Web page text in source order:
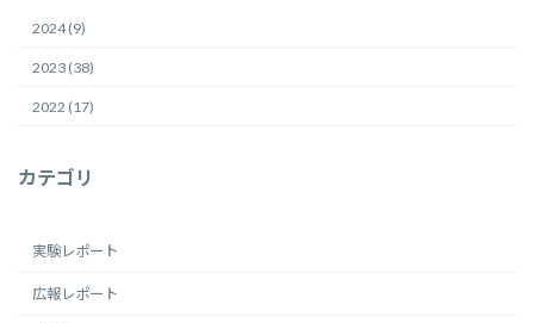
2024 (9)
2023 (38)
2022 (17)
カテゴリ
実験レポート
広報レポート